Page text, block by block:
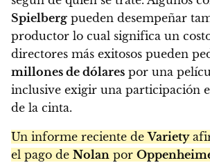
Spielberg pueden desempeñar
productor lo cual significa un
directores más exitosos pueden
millones de dólares por una
inclusive exigir una participación
de la cinta.
Un informe reciente deVariety
el pago de Nolan por